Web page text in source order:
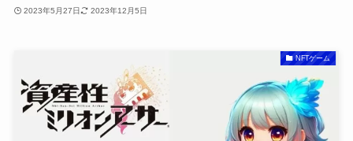
2023年5月27日 2023年12月5日
NFTゲーム